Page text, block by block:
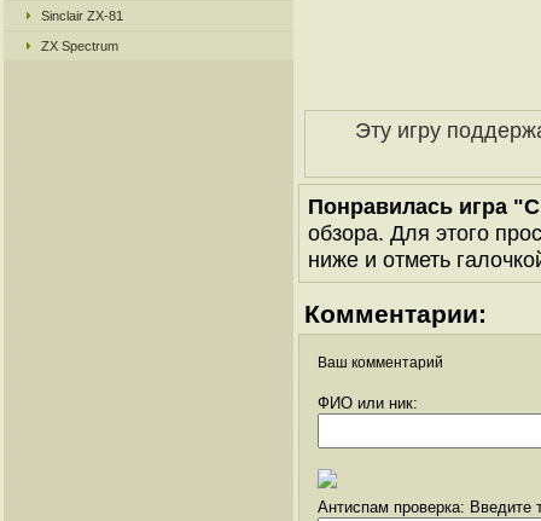
Sinclair ZX-81
ZX Spectrum
Эту игру
Понравилась игра
обзора. Для этого
ниже и отметь
Комментарии:
Ваш комментарий
ФИО или ник:
Антиспам проверка: Введите